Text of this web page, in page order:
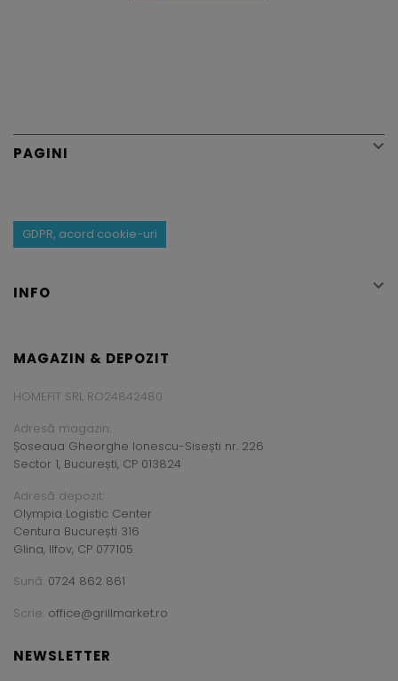
PAGINI 
GDPR, acord cookie-uri
INFO 
MAGAZIN & DEPOZIT
HOMEFIT SRL RO24842480
Adresă magazin:
Șoseaua Gheorghe Ionescu-Sisești nr. 226
Sector 1, București, CP 013824
Adresă depozit:
Olympia Logistic Center
Centura București 316
Glina, Ilfov, CP 077105
Sună: 0724 862 861
Scrie: office@grillmarket.ro
NEWSLETTER